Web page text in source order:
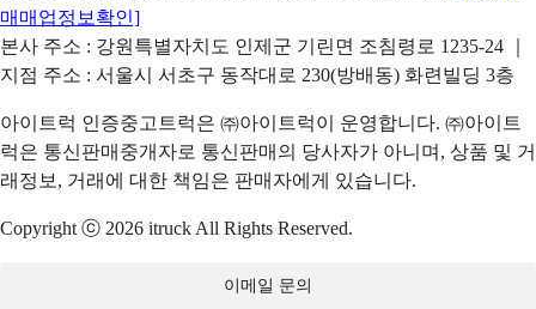
매매업정보확인]
본사 주소 : 강원특별자치도 인제군 기린면 조침령로 1235-24 ｜
지점 주소 : 서울시 서초구 동작대로 230(방배동) 화련빌딩 3층
아이트럭 인증중고트럭은 ㈜아이트럭이 운영합니다. ㈜아이트
럭은 통신판매중개자로 통신판매의 당사자가 아니며, 상품 및 거
래정보, 거래에 대한 책임은 판매자에게 있습니다.
Copyright ⓒ 2026 itruck All Rights Reserved.
이메일 문의